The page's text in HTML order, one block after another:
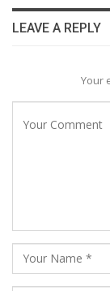
LEAVE A REPLY
Your